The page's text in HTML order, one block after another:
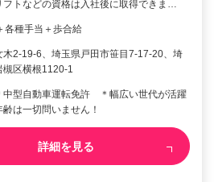
フトなどの資格は入社後に取得できま…
各種手当＋歩合給
木2-19-6、埼玉県戸田市笹目7-17-20、埼
槻区横根1120-1
中型自動車運転免許 ＊幅広い世代が活躍
は一切問いません！
詳細を見る